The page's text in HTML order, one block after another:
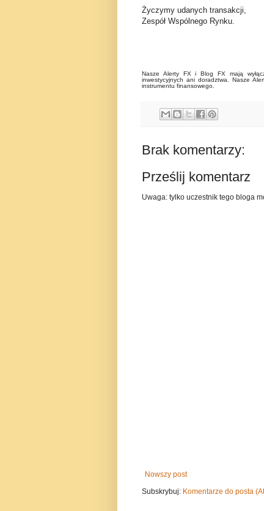
Życzymy udanych transakcji,
Zespół Wspólnego Rynku.
Nasze Alerty FX i Blog FX mają
inwestycyjnych ani doradztwa. Nasze
instrumentu finansowego.
Brak komentarzy:
Prześlij komentarz
Uwaga: tylko uczestnik tego bloga
Nowszy post
Subskrybuj: Komentarze do posta